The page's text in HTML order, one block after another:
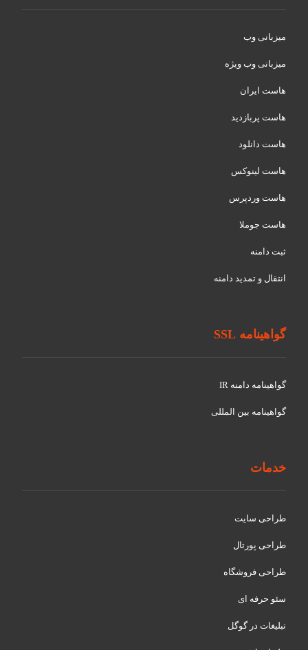
میزبانی وب
میزبانی وب ویژه
هاست ایران
هاست پربازدید
هاست دانلود
هاست لینوکس
هاست وردپرس
هاست جوملا
ثبت دامنه
انتقال و تمدید دامنه
گواهینامه SSL
گواهينامه دامنه IR
گواهينامه بین المللی
خدمات
طراحی سایت
طراحی پورتال
طراحی فروشگاه
سئو حرفه ای
تبلیغات در گوگل